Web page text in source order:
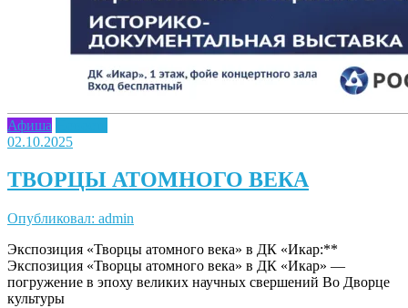
Афиша
02.10.2025
ТВОРЦЫ АТОМНОГО ВЕКА
Опубликовал: admin
Экспозиция «Творцы атомного века» в ДК «Икар:**
Экспозиция «Творцы атомного века» в ДК «Икар» —
погружение в эпоху великих научных свершений Во Дворце
культуры